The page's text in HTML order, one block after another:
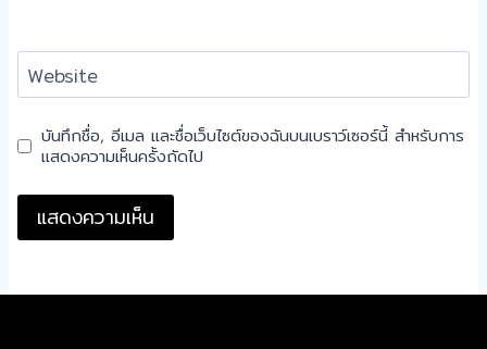
Website
บันทึกชื่อ, อีเมล และชื่อเว็บไซต์ของฉันบนเบราว์เซอร์นี้ สำหรับการ
แสดงความเห็นครั้งถัดไป